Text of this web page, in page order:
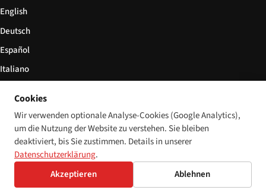
English
Deutsch
Español
Italiano
© 2026 Disability World. Alle Rechte vorbehalten. Cookie-Einstellungen
EnglishDeutschEspañol 简体中文Polski
Cookies
Wir verwenden optionale Analyse-Cookies (Google Analytics),
um die Nutzung der Website zu verstehen. Sie bleiben
deaktiviert, bis Sie zustimmen. Details in unserer
Datenschutzerklärung.
Akzeptieren
Ablehnen